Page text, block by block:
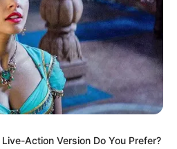
de estabilización
cientos de usuarios.
impacta de forma
porque interrumpe los
terapéuticos o farmacológicos
los pacientes en sus procesos
Palomino.
Action Version Do You Prefer?